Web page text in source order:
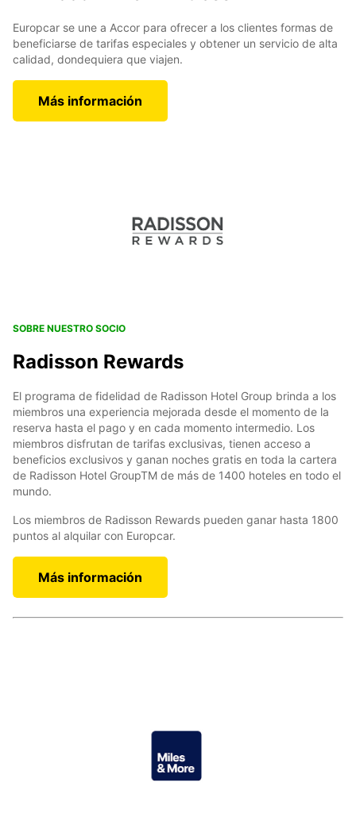
Europcar se une a Accor para ofrecer a los clientes formas de
beneficiarse de tarifas especiales y obtener un servicio de alta
calidad, dondequiera que viajen.
Más información
SOBRE NUESTRO SOCIO
Radisson Rewards
El programa de fidelidad de Radisson Hotel Group brinda a los
miembros una experiencia mejorada desde el momento de la
reserva hasta el pago y en cada momento intermedio. Los
miembros disfrutan de tarifas exclusivas, tienen acceso a
beneficios exclusivos y ganan noches gratis en toda la cartera
de Radisson Hotel GroupTM de más de 1400 hoteles en todo el
mundo.
Los miembros de Radisson Rewards pueden ganar hasta 1800
puntos al alquilar con Europcar.
Más información